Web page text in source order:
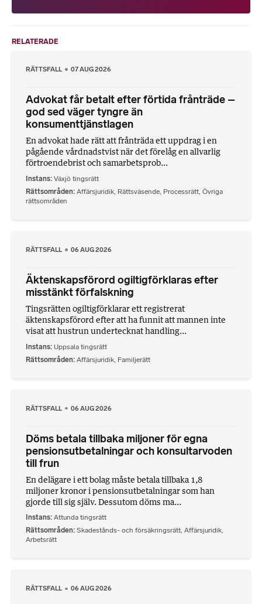
RELATERADE
RÄTTSFALL 07 AUG 2026
Advokat får betalt efter förtida frånträde –
god sed väger tyngre än
konsumenttjänstlagen
En advokat hade rätt att frånträda ett uppdrag i en
pågående vårdnadstvist när det förelåg en allvarlig
förtroendebrist och samarbetsprob...
Instans Växjö tingsrätt
Rättsområden Affärsjuridik Rättsväsende Processrätt Övriga
rättsområden
RÄTTSFALL 06 AUG 2026
Äktenskapsförord ogiltigförklaras efter
misstänkt förfalskning
Tingsrätten ogiltigförklarar ett registrerat
äktenskapsförord efter att ha funnit att mannen inte
visat att hustrun undertecknat handling...
Instans Uppsala tingsrätt
Rättsområden Affärsjuridik Familjerätt
RÄTTSFALL 06 AUG 2026
Döms betala tillbaka miljoner för egna
pensionsutbetalningar och konsultarvoden
till frun
En delägare i ett bolag måste betala tillbaka 1,8
miljoner kronor i pensionsutbetalningar som han
gjorde till sig själv. Dessutom döms ma...
Instans Attunda tingsrätt
Rättsområden Skadestånds- och försäkringsrätt, Affärsjuridik,
Arbetsrätt
RÄTTSFALL 06 AUG 2026